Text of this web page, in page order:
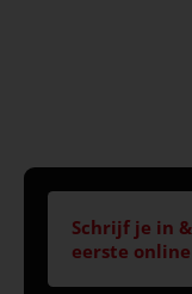
Schrijf je in
eerste